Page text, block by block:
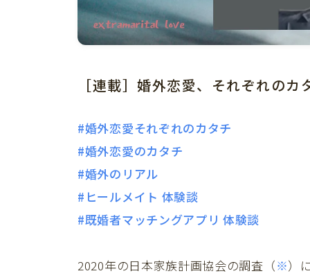
［連載］婚外恋愛、それぞれのカ
#婚外恋愛それぞれのカタチ
#婚外恋愛のカタチ
#婚外のリアル
#ヒールメイト 体験談
#既婚者マッチングアプリ 体験談
2020年の日本家族計画協会の調査（※）